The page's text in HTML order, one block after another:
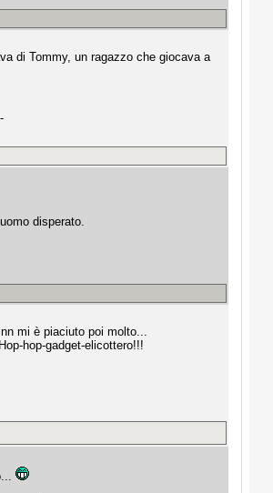
di Tommy, un ragazzo che giocava a
disperato.
mi è piaciuto poi molto...
hop-gadget-elicottero!!!